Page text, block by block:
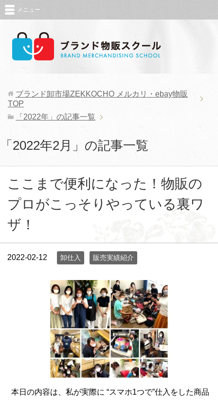
メニュー
ブランド卸市場ZEKKOCHO メルカリ・ebay物販
TOP
「2022年」の記事一覧
「2022年2月」の記事一覧
ここまで便利になった！物販の
プロがこっそりやっている裏ワ
ザ！
2022-02-12 卸仕入 販売実績紹介
本日の内容は、私が実際に “スマホ1つで”仕入をした商品